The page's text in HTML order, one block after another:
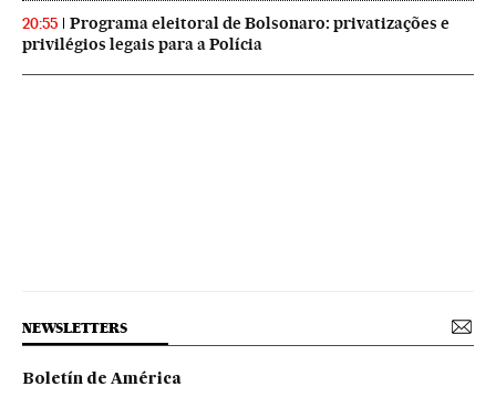
20:55
Programa eleitoral de Bolsonaro: privatizações e
privilégios legais para a Polícia
NEWSLETTERS
Boletín de América